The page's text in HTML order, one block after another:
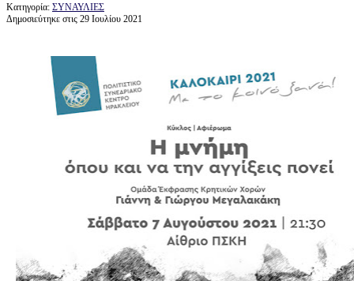
Κατηγορία: ΣΥΝΑΥΛΙΕΣ
Δημοσιεύτηκε στις 29 Ιουλίου 2021